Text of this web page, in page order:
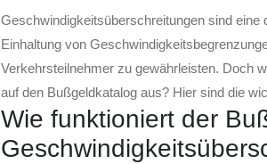
Geschwindigkeitsüberschreitungen sind
Einhaltung von
Verkehrsteilnehmer zu gewährleisten. Doch
auf den Bußgeldkatalog aus? Hier sind die
Wie funktioniert der